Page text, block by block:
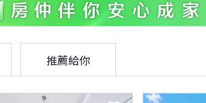
推薦給你